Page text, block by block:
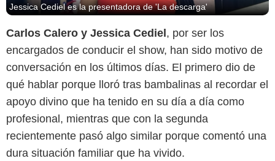
Jessica Cediel es la presentadora de 'La descarga'
Carlos Calero y Jessica Cediel , por ser los
encargados de conducir el show, han sido motivo de
conversación en los últimos días. El primero dio de
qué hablar porque lloró tras bambalinas al recordar el
apoyo divino que ha tenido en su día a día como
profesional, mientras que con la segunda
recientemente pasó algo similar porque comentó una
dura situación familiar que ha vivido.